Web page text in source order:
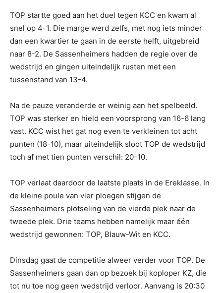
TOP startte goed aan het duel tegen KCC en kwam al
snel op 4-1. Die marge werd zelfs, met nog iets minder
dan een kwartier te gaan in de eerste helft, uitgebreid
naar 8-2. De Sassenheimers hadden de regie over de
wedstrijd en gingen uiteindelijk rusten met een
tussenstand van 13-4.
Na de pauze veranderde er weinig aan het spelbeeld.
TOP was sterker en hield een voorsprong van 16-6 lang
vast. KCC wist het gat nog even te verkleinen tot acht
punten (18-10), maar uiteindelijk sloot TOP de wedstrijd
toch af met tien punten verschil: 20-10.
TOP verlaat daardoor de laatste plaats in de Ereklasse. In
de kleine poule van vier ploegen stijgen de
Sassenheimers plotseling van de vierde plek naar de
tweede plek. Drie teams hebben namelijk maar één
wedstrijd gewonnen: TOP, Blauw-Wit en KCC.
Dinsdag gaat de competitie alweer verder voor TOP. De
Sassenheimers gaan dan op bezoek bij koploper KZ, die
tot nu toe nog geen wedstrijd verloor. Aanvang is 20:30